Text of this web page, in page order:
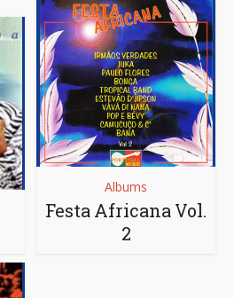
Albums
Festa Africana Vol.
2